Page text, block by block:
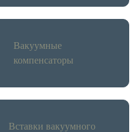
Вакуумные
компенсаторы
Вставки вакуумного